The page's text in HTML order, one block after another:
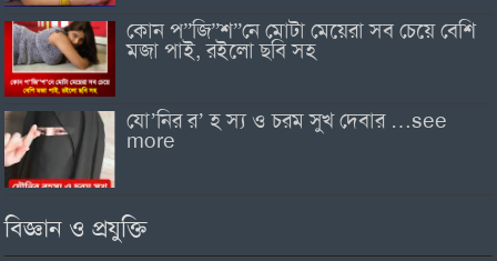
কোন প”জি”শ”নে মোটা মেয়েরা সব চেয়ে বেশি
মজা পাই, রইলো ছবি সহ
যো’নির র’ হ স্য ও চরম সুখ দেবার …see
more
বিজ্ঞান ও প্রযুক্তি